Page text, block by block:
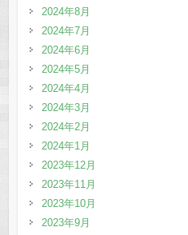
2024年8月
2024年7月
2024年6月
2024年5月
2024年4月
2024年3月
2024年2月
2024年1月
2023年12月
2023年11月
2023年10月
2023年9月